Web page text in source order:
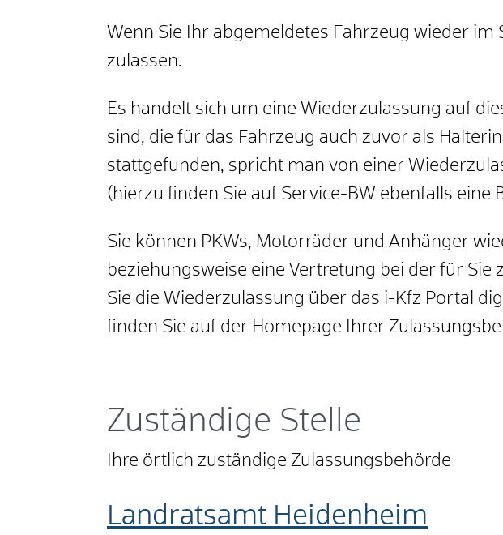
Wenn Sie Ihr abgemeldetes Fahrzeug wieder
zulassen.
Es handelt sich um eine Wiederzulassung auf
sind, die für das Fahrzeug auch zuvor als
stattgefunden, spricht man von einer
(hierzu finden Sie auf Service-BW ebenfalls eine
Sie können PKWs, Motorräder und Anhänger
beziehungsweise eine Vertretung bei der für Sie
Sie die Wiederzulassung über das i-Kfz Portal
finden Sie auf der Homepage Ihrer
Zuständige Stelle
Ihre örtlich zuständige Zulassungsbehörde
Landratsamt Heidenheim